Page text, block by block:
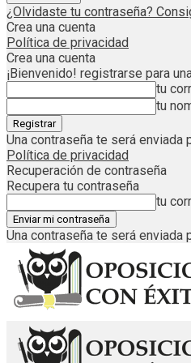
¿Olvidaste tu contraseña?
Crea una cuenta
Política de privacidad
Crea una cuenta
¡Bienvenido! registrarse para
tu
tu
Una contraseña te será enviada
Política de privacidad
Recuperación de contraseña
Recupera tu contraseña
tu
Una contraseña te será enviada